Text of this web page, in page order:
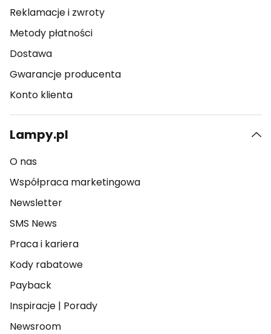
Reklamacje i zwroty
Metody płatności
Dostawa
Gwarancje producenta
Konto klienta
Lampy.pl
O nas
Współpraca marketingowa
Newsletter
SMS News
Praca i kariera
Kody rabatowe
Payback
Inspiracje | Porady
Newsroom